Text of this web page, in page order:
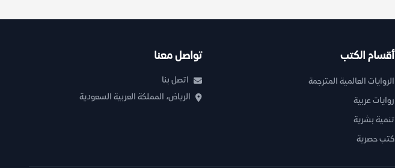
أقسام الكتب
الروايات العالمية المترجمة
روايات عربية
تنمية بشرية
كتب حصرية
تواصل معنا
اتصل بنا
الرياض، المملكة العربية السعودية